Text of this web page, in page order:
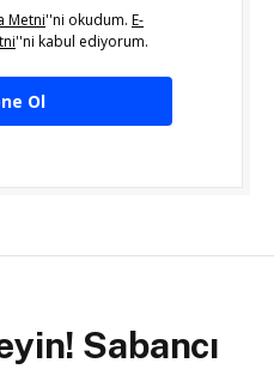
Metni''ni okudum. E-
''ni kabul ediyorum.
Ol
Sabancı